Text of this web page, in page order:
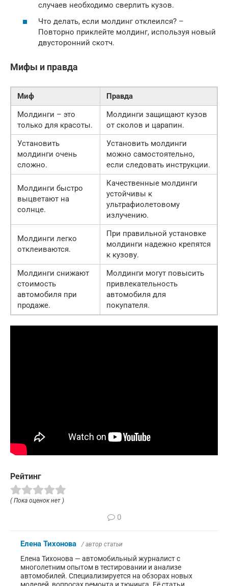
случаев необходимо сверлить кузов.
Что делать, если молдинг отклеился? –
Повторно приклейте молдинг, используя новый
двусторонний скотч.
Мифы и правда
Миф
Правда
Молдинги – это
только для красоты.
Молдинги защищают кузов
от сколов и царапин.
Установить
молдинги очень
сложно.
Установить молдинги
можно самостоятельно,
если следовать инструкции.
Молдинги быстро
выцветают на
солнце.
Качественные молдинги
устойчивы к
ультрафиолетовому
излучению.
Молдинги легко
отклеиваются.
При правильной установке
молдинги надежно крепятся
к кузову.
Молдинги снижают
стоимость
автомобиля при
продаже.
Молдинги могут повысить
привлекательность
автомобиля для
покупателя.
Рейтинг
( Пока оценок нет )
0
Елена Тихонова / автор статьи
Елена Тихонова — автомобильный журналист с
многолетним опытом в тестировании и анализе
автомобилей. Специализируется на обзорах новых
моделей, вопросах ремонта и тюнинга. Её статьи